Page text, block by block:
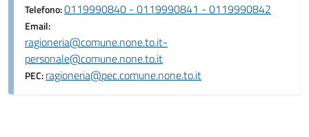
Telefono:0119990840 - 0119990841 - 0119990842
Email:
ragioneria@comune.none.to.it-
personale@comune.none.to.it
PEC:ragioneria@pec.comune.none.to.it